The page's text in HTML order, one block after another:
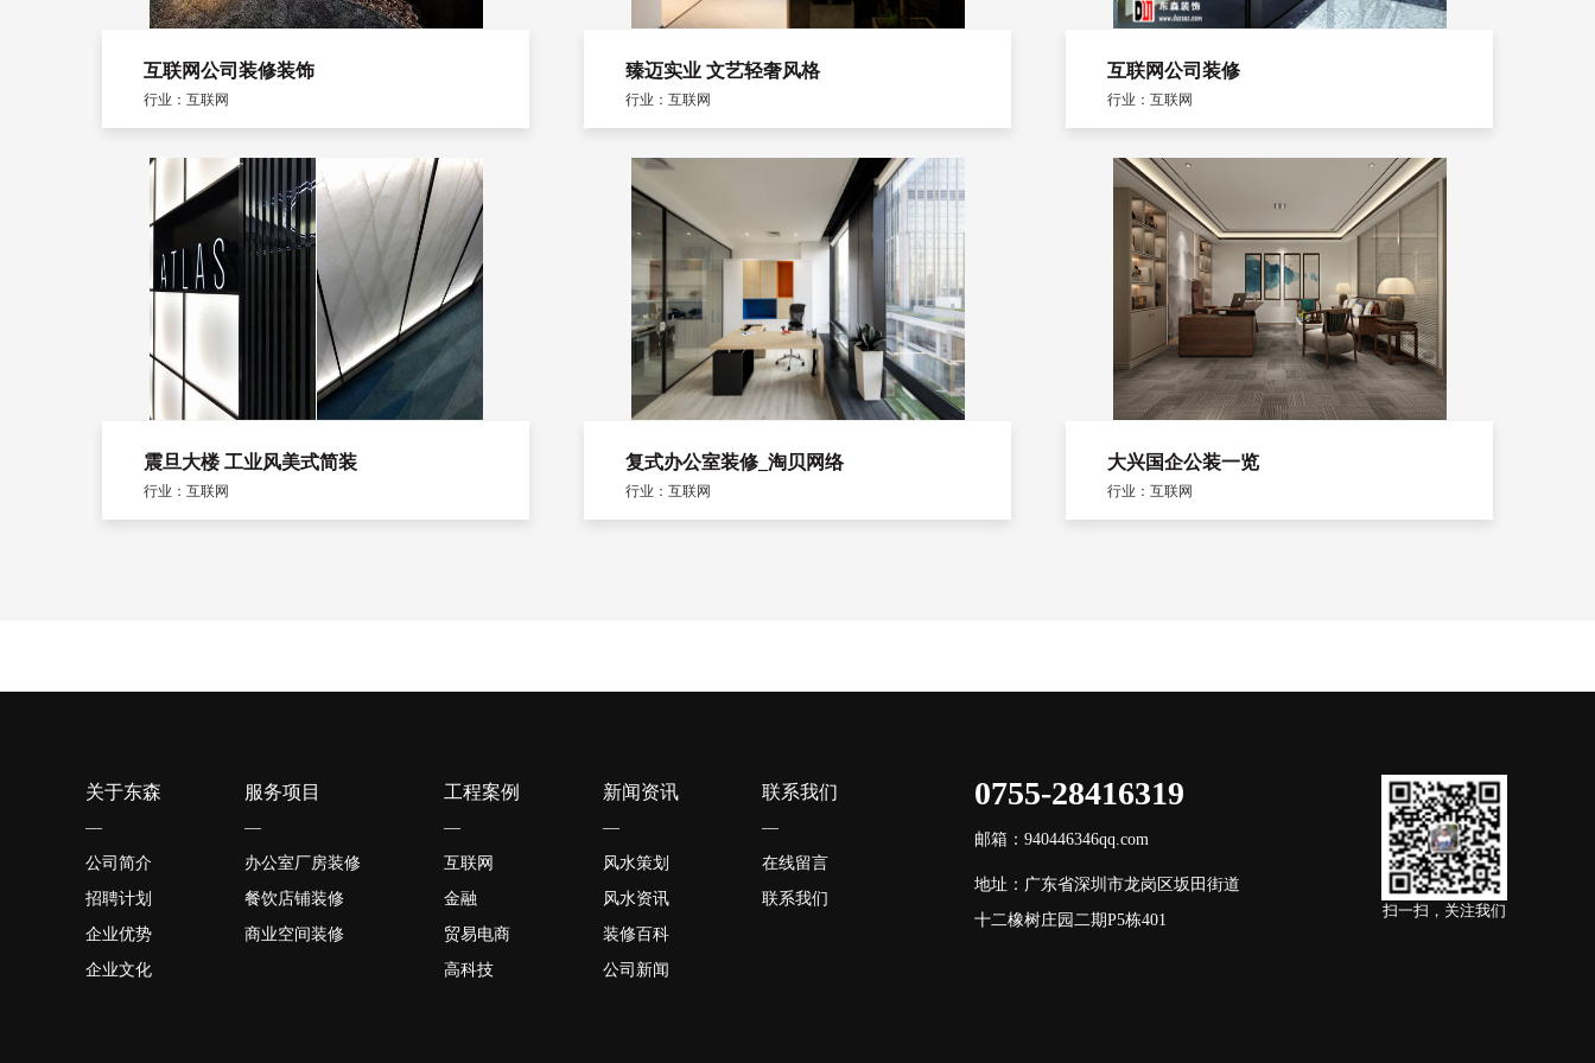
互联网公司装修装饰
行业：互联网
臻迈实业 文艺轻奢风格
行业：互联网
互联网公司装修
行业：互联网
震旦大楼 工业风美式简装
行业：互联网
复式办公室装修_淘贝网络
行业：互联网
大兴国企公装一览
行业：互联网
关于东森
—
公司简介
招聘计划
企业优势
企业文化
服务项目
—
办公室厂房装修
餐饮店铺装修
商业空间装修
工程案例
—
互联网
金融
贸易电商
高科技
新闻资讯
—
风水策划
风水资讯
装修百科
公司新闻
联系我们
—
在线留言
联系我们
0755-28416319
邮箱：940446346qq.com
地址：广东省深圳市龙岗区坂田街道
十二橡树庄园二期P5栋401
扫一扫，关注我们